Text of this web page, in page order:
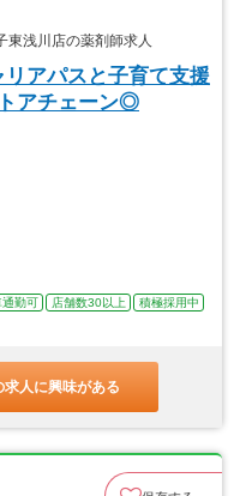
浅川店の薬剤師求人
リアパスと子育て支援
アチェーン◎
通勤可 店舗数30以上
積極採用中
求人に興味がある